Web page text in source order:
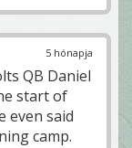
5 hónapja
QB Daniel
start of
even said
camp.